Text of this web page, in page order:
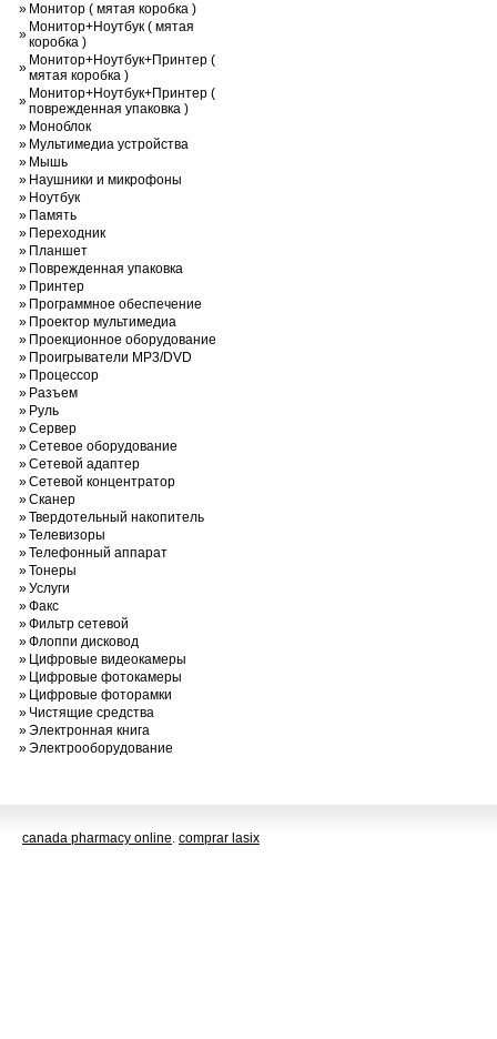
» Монитор ( мятая коробка )
» Монитор+Ноутбук ( мятая
коробка )
» Монитор+Ноутбук+Принтер (
мятая коробка )
» Монитор+Ноутбук+Принтер (
поврежденная упаковка )
» Моноблок
» Мультимедиа устройства
» Мышь
» Наушники и микрофоны
» Ноутбук
» Память
» Переходник
» Планшет
» Поврежденная упаковка
» Принтер
» Программное обеспечение
» Проектор мультимедиа
» Проекционное оборудование
» Проигрыватели MP3/DVD
» Процессор
» Разъем
» Руль
»Сервер
»Сетевое оборудование
»Сетевой адаптер
»Сетевой концентратор
»Сканер
»Твердотельный накопитель
»Телевизоры
»Телефонный аппарат
»Тонеры
»Услуги
»Факс
»Фильтр сетевой
»Флоппи дисковод
» Цифровые видеокамеры
» Цифровые фотокамеры
» Цифровые фоторамки
» Чистящие средства
»Электронная книга
»Электрооборудование
canada pharmacy online. comprar lasix